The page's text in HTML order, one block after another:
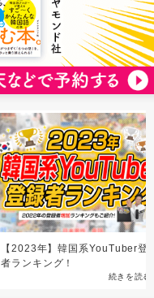
【2023年】韓国系YouTuber登
者ランキング！
続きを読む